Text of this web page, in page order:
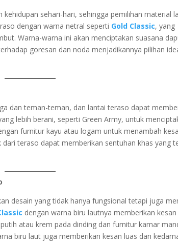
sehari-hari, sehingga pemilihan material
dengan warna netral seperti Gold Classic, yang
Warna-warna ini akan menciptakan suasana
goresan dan noda menjadikannya pilihan
dan teman-teman, dan lantai teraso dapat
lebih berani, seperti Green Army, untuk
furnitur kayu atau logam untuk menambah
teraso dapat memberikan sentuhan khas yang
desain yang tidak hanya fungsional tetapi juga
dengan warna biru lautnya memberikan
atau krem pada dinding dan furnitur kamar
biru laut juga memberikan kesan luas dan